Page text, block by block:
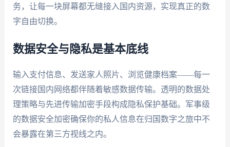
务，让每一块屏幕都无缝接入国内资源，实现真正的数
字自由切换。
数据安全与隐私是基本底线
输入支付信息、发送家人照片、浏览健康档案——每一
次链接国内网络都伴随着敏感数据传输。透明的数据处
理策略与先进传输加密手段构成隐私保护基础。军事级
的数据安全加密确保你的私人信息在归国数字之旅中不
会暴露在第三方视线之内。